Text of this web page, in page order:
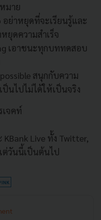
มาย
อย่าหยุดที่จะเรียนรู้และ
ยุดความสำเร็จ
เอาชนะทุกบททดสอบ
สนุกกับความ
นไปไม่ได้ให้เป็นจริง
จคท์
KBank Live ทั้ง Twitter,
ต่วันนี้เป็นต้นไป